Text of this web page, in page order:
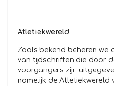
Atletiekwereld
Zoals bekend beheren we
van tijdschriften die door
voorgangers zijn
namelijk de Atletiekwereld